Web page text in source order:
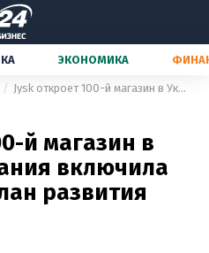
ЭКОНОМИКА
Jysk откроет 100-й магазин в Украине: компания включила наш рынок в план развития
й магазин в
включила
развития